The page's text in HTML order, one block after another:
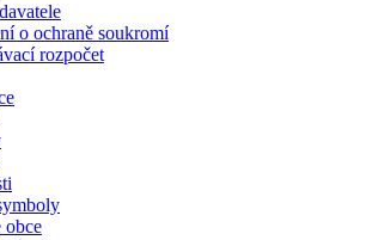
o ochraně soukromí
rozpočet
obce